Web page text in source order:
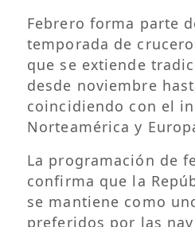
Febrero forma parte
temporada de
que se extiende
desde noviembre
coincidiendo con el
Norteamérica y
La programación de
confirma que la
se mantiene como
preferidos por las